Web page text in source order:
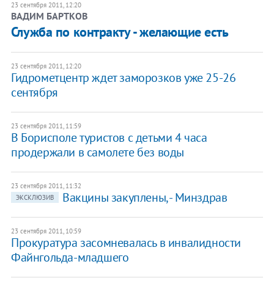
23 сентября 2011, 12:20
ВАДИМ БАРТКОВ
Служба по контракту - желающие есть
23 сентября 2011, 12:20
Гидрометцентр ждет заморозков уже 25-26
сентября
23 сентября 2011, 11:59
В Борисполе туристов с детьми 4 часа
продержали в самолете без воды
23 сентября 2011, 11:32
ЭКСКЛЮЗИВ
Вакцины закуплены, - Минздрав
23 сентября 2011, 10:59
Прокуратура засомневалась в инвалидности
Файнгольда-младшего